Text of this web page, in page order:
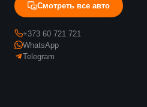
Смотреть все авто
+373 60 721 721
WhatsApp
Telegram